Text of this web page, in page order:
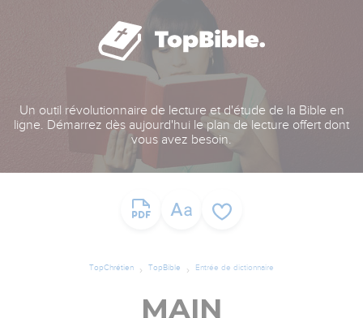
Un outil révolutionnaire de lecture et d'étude de la Bible en
ligne. Démarrez dès aujourd'hui le plan de lecture offert dont
vous avez besoin.
TopChrétien TopBible Entrée de dictionnaire
MAIN